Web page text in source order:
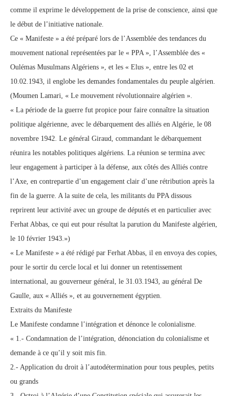
comme il exprime le développement de la prise de conscience, ainsi que
le début de l’initiative nationale.
Ce « Manifeste » a été préparé lors de l’Assemblée des tendances du
mouvement national représentées par le « PPA », l’Assemblée des «
Oulémas Musulmans Algériens », et les « Elus », entre les 02 et
10.02.1943, il englobe les demandes fondamentales du peuple algérien.
(Moumen Lamari, « Le mouvement révolutionnaire algérien ».
« La période de la guerre fut propice pour faire connaître la situation
politique algérienne, avec le débarquement des alliés en Algérie, le 08
novembre 1942. Le général Giraud, commandant le débarquement
réunira les notables politiques algériens. La réunion se termina avec
leur engagement à participer à la défense, aux côtés des Alliés contre
l’Axe, en contrepartie d’un engagement clair d’une rétribution après la
fin de la guerre. A la suite de cela, les militants du PPA dissous
reprirent leur activité avec un groupe de députés et en particulier avec
Ferhat Abbas, ce qui eut pour résultat la parution du Manifeste algérien,
le 10 février 1943.»)
« Le Manifeste » a été rédigé par Ferhat Abbas, il en envoya des copies,
pour le sortir du cercle local et lui donner un retentissement
international, au gouverneur général, le 31.03.1943, au général De
Gaulle, aux « Alliés », et au gouvernement égyptien.
Extraits du Manifeste
Le Manifeste condamne l’intégration et dénonce le colonialisme.
« 1.- Condamnation de l’intégration, dénonciation du colonialisme et
demande à ce qu’il y soit mis fin.
2.- Application du droit à l’autodétermination pour tous peuples, petits
ou grands